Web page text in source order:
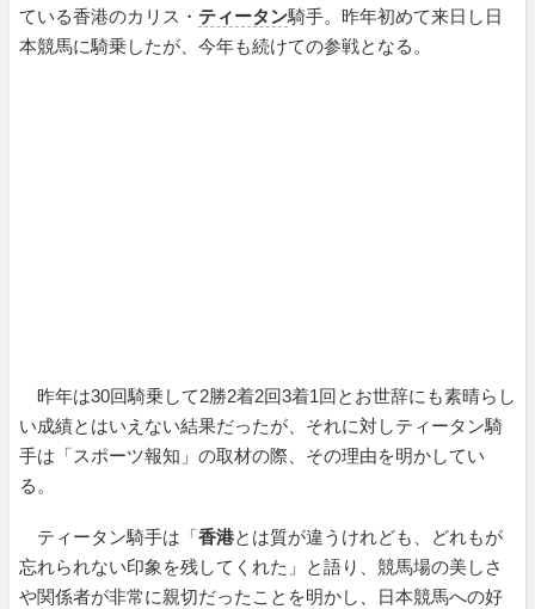
ている香港のカリス・ ティータン騎手。昨年初めて来日し日
本競馬に騎乗したが、今年も続けての参戦となる。
昨年は30回騎乗して2勝2着2回3着1回とお世辞にも素晴らし
い成績とはいえない結果だったが、それに対しティータン騎
手は「スポーツ報知」の取材の際、その理由を明かしてい
る。
ティータン騎手は「香港とは質が違うけれども、どれもが
忘れられない印象を残してくれた」と語り、競馬場の美しさ
や関係者が非常に親切だったことを明かし、日本競馬への好